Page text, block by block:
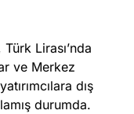
Lirası’nda
ve Merkez
dış
durumda.